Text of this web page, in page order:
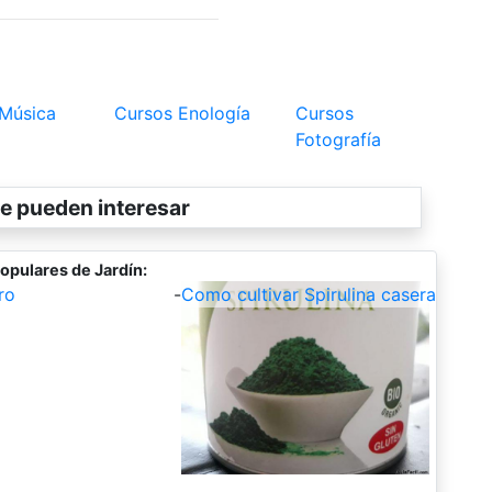
Cursos Enología
Cursos
Fotografía
pueden interesar
de Jardín:
-Como cultivar Spirulina casera